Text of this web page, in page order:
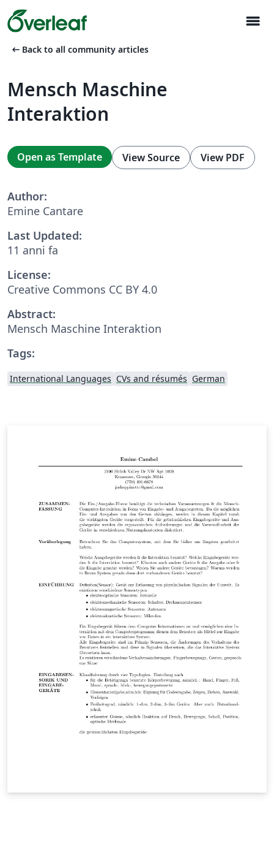
menu
arrow_left_alt Back to all community articles
Mensch Maschine
Interaktion
Open as Template View Source View PDF
Author:
Emine Cantare
Last Updated:
11 anni fa
License:
Creative Commons CC BY 4.0
Abstract:
Mensch Maschine Interaktion
Tags:
International Languages CVs and résumés German